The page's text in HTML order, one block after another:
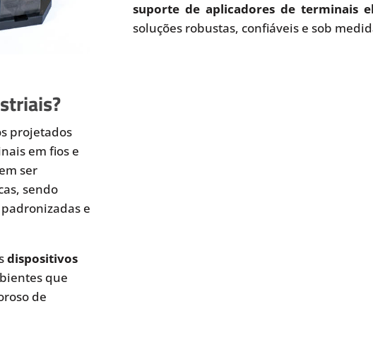
suporte de aplicadores de terminais
soluções robustas, confiáveis e sob
projetados
em fios e
ser
sendo
e
dispositivos
que
de